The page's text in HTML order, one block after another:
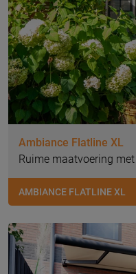
Ambiance Flatline XL
Ruime maatvoering
AMBIANCE FLATLINE XL